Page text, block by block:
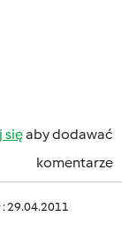
sięaby dodawać
komentarze
: 29.04.2011